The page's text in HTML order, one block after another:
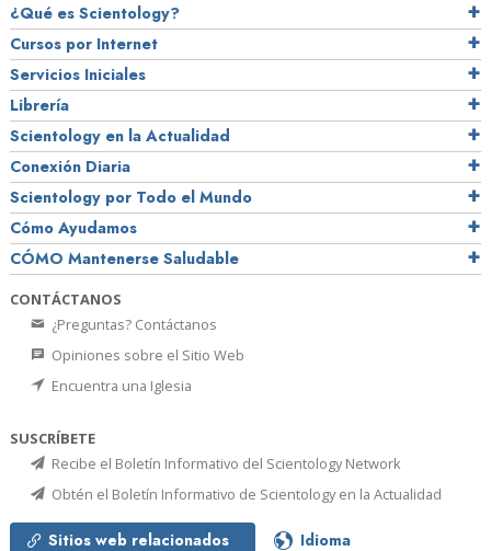
¿Qué es Scientology?
Cursos por Internet
Servicios Iniciales
Librería
Scientology en la Actualidad
Conexión Diaria
Scientology por Todo el Mundo
Cómo Ayudamos
CÓMO Mantenerse Saludable
CONTÁCTANOS
¿Preguntas? Contáctanos
Opiniones sobre el Sitio Web
Encuentra una Iglesia
SUSCRÍBETE
Recibe el Boletín Informativo del Scientology Network
Obtén el Boletín Informativo de Scientology en la Actualidad
Sitios web relacionados Idioma